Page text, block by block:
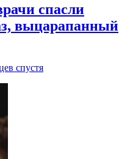
спасли
выцарапанный
спустя